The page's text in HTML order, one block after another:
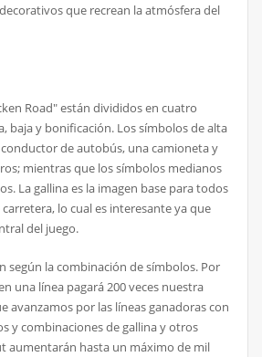
que recrean la atmósfera del
Road" están divididos en cuatro
baja y bonificación. Los símbolos de alta
de autobús, una camioneta y
mientras que los símbolos medianos
La gallina es la imagen base para todos
lo cual es interesante ya que
del juego.
según la combinación de símbolos. Por
una línea pagará 200 veces nuestra
avanzamos por las líneas ganadoras con
y combinaciones de gallina y otros
aumentarán hasta un máximo de mil